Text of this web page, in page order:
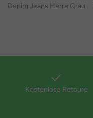
Denim Jeans Herre Grau
Kostenlose Retoure